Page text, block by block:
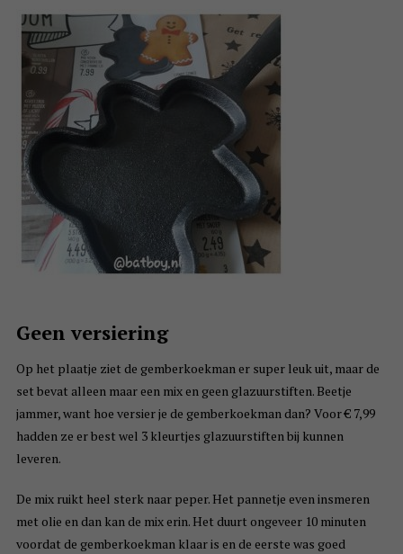
Geen versiering
Op het plaatje ziet de gemberkoekman er super leuk uit, maar de
set bevat alleen maar een mix en geen glazuurstiften. Beetje
jammer, want hoe versier je de gemberkoekman dan? Voor € 7,99
hadden ze er best wel 3 kleurtjes glazuurstiften bij kunnen
leveren.
De mix ruikt heel sterk naar peper. Het pannetje even insmeren
met olie en dan kan de mix erin. Het duurt ongeveer 10 minuten
voordat de gemberkoekman klaar is en de eerste was goed